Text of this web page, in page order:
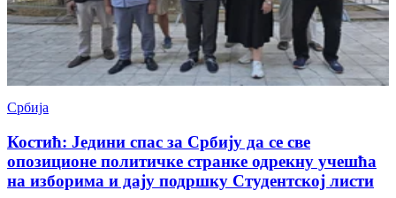
Србија
Костић: Једини спас за Србију да се све
опозиционе политичке странке одрекну учешћа
на изборима и дају подршку Студентској листи